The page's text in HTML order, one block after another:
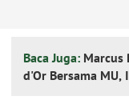
Baca Juga: Marcus
d'Or Bersama MU,